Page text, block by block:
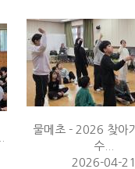
물메초 - 2026 찾아
수...
2026-04-